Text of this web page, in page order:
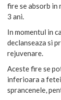
fire se absorb in
3 ani.
In momentul in
declanseaza si
rejuvenare.
Aceste fire se
inferioara a
sprancenele,